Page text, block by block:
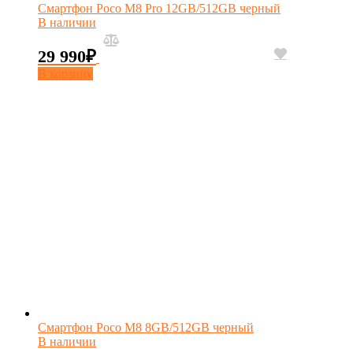
Смартфон Poco M8 Pro 12GB/512GB черный
В наличии
29 990₽
Смартфон Poco M8 8GB/512GB черный
В наличии